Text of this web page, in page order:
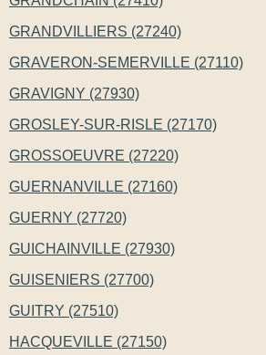
GRANDVILLIERS (27240)
GRAVERON-SEMERVILLE (27110)
GRAVIGNY (27930)
GROSLEY-SUR-RISLE (27170)
GROSSOEUVRE (27220)
GUERNANVILLE (27160)
GUERNY (27720)
GUICHAINVILLE (27930)
GUISENIERS (27700)
GUITRY (27510)
HACQUEVILLE (27150)